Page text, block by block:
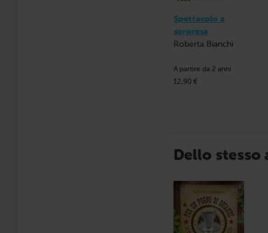
Spettacolo a
sorpresa
Roberta Bianchi
A partire da 2 anni
12,90 €
Dello stesso